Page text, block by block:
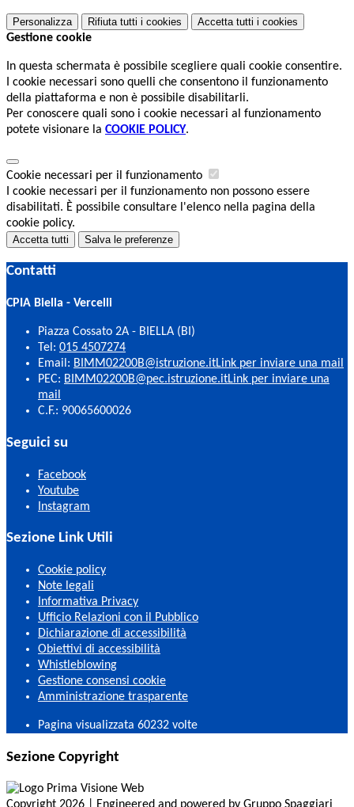
Personalizza Rifiuta tutti i cookies Accetta tutti i cookies
Gestione cookie
In questa schermata è possibile scegliere quali cookie consentire.
I cookie necessari sono quelli che consentono il funzionamento
della piattaforma e non è possibile disabilitarli.
Per conoscere quali sono i cookie necessari al funzionamento
potete visionare la COOKIE POLICY.
Cookie necessari per il funzionamento
I cookie necessari per il funzionamento non possono essere
disabilitati. È possibile consultare l'elenco nella pagina della
cookie policy.
Accetta tutti Salva le preferenze
Contatti
CPIA Biella - Vercelli
Piazza Cossato 2A - BIELLA (BI)
Tel: 015 4507274
Email: BIMM02200B@istruzione.itLink per inviare una mail
PEC: BIMM02200B@pec.istruzione.itLink per inviare una
mail
C.F.: 90065600026
Seguici su
Facebook
Youtube
Instagram
Sezione Link Utili
Cookie policy
Note legali
Informativa Privacy
Ufficio Relazioni con il Pubblico
Dichiarazione di accessibilità
Obiettivi di accessibilità
Whistleblowing
Gestione consensi cookie
Amministrazione trasparente
Pagina visualizzata 60232 volte
Sezione Copyright